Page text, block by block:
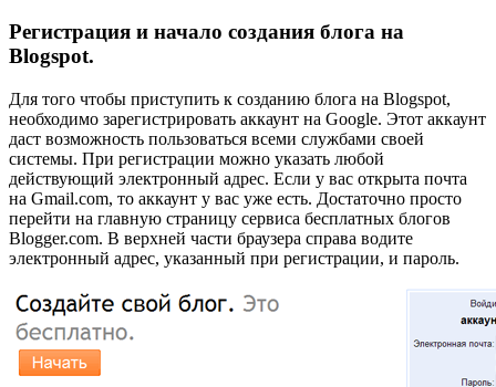
Регистрация и начало создания блога на
Blogspot.
Для того чтобы приступить к созданию блога на Blogspot,
необходимо зарегистрировать аккаунт на Google. Этот аккаунт
даст возможность пользоваться всеми службами своей
системы. При регистрации можно указать любой
действующий электронный адрес. Если у вас открыта почта
на Gmail.com, то аккаунт у вас уже есть. Достаточно просто
перейти на главную страницу сервиса бесплатных блогов
Blogger.com. В верхней части браузера справа водите
электронный адрес, указанный при регистрации, и пароль.